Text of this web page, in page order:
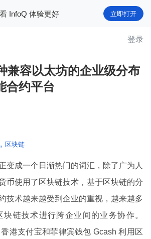
InfoQ 体验更好 立即打开
登录
兼容以太坊的企业级分布
合约平台
区块链
变成一个日渐热门的词汇，除了广为人
币使用了区块链技术，基于区块链的分
技术越来越受到企业的重视，越来越多
链技术进行跨企业间的业务协作。
港支付宝和菲律宾钱包 Gcash 利用区